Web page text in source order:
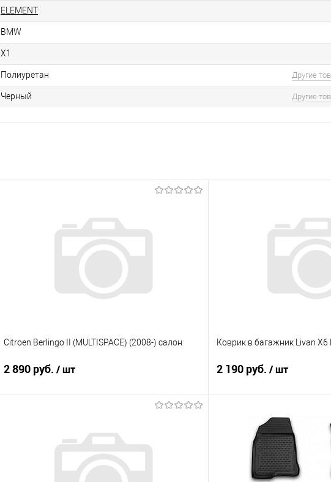
ELEMENT
BMW
X1
Полиуретан Другие
Черный Другие
Citroen Berlingo II (MULTISPACE) (2008-) cалон
2 890 руб. / шт
Купить в 1 клик
Сравнение
Под заказ
Коврик в багажник Livan X6
2 190 руб. / шт
Купить в 1 клик
В избранное